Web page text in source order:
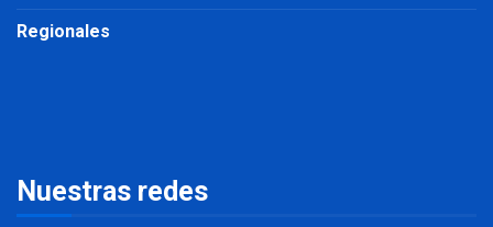
Regionales
Nuestras redes